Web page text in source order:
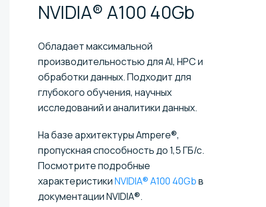
NVIDIA® A100 40Gb
Обладает максимальной
производительностью для AI, HPC и
обработки данных. Подходит для
глубокого обучения, научных
исследований и аналитики данных.
На базе архитектуры Ampere®,
пропускная способность до 1,5 ГБ/с.
Посмотрите подробные
характеристикиNVIDIA® A100 40Gbв
документации NVIDIA®.